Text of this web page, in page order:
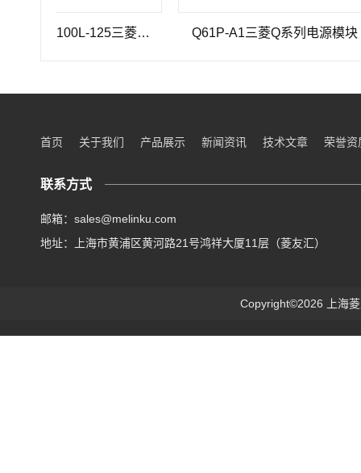
三菱重工SEHV100L-125三菱重工蜗轮蜗杆减速机SEHV100L-125 Q61P-A1三菱Q系列电源模块
首页 关于我们 产品展示 新闻资讯 技术文章 荣誉资
联系方式
邮箱：sales@melinku.com
地址：上海市黄浦区黄河路21号鸿祥大厦11层（菱友汇）
Copyright©2026 上海